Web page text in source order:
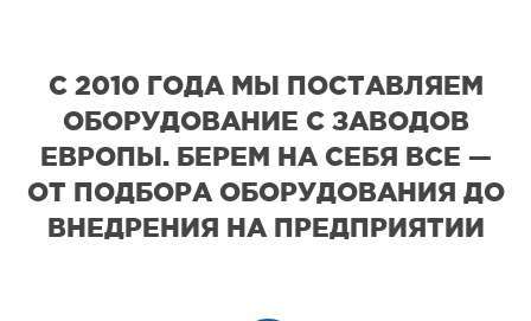
С 2010 ГОДА МЫ ПОСТАВЛЯЕМ
ОБОРУДОВАНИЕ С ЗАВОДОВ
ЕВРОПЫ. БЕРЕМ НА СЕБЯ ВСЕ —
ОТ ПОДБОРА ОБОРУДОВАНИЯ ДО
ВНЕДРЕНИЯ НА ПРЕДПРИЯТИИ